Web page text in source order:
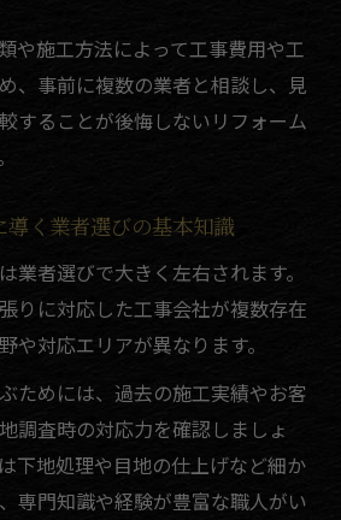
や施工方法によって工事費用や工
、事前に複数の業者と相談し、見
することが後悔しないリフォーム
導く業者選びの基本知識
業者選びで大きく左右されます。
りに対応した工事会社が複数存在
や対応エリアが異なります。
ためには、過去の施工実績やお客
調査時の対応力を確認しましょ
下地処理や目地の仕上げなど細か
専門知識や経験が豊富な職人がい